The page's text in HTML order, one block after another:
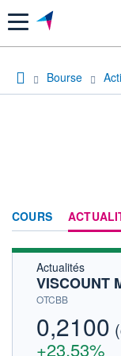
Menu
Bourse
COURS
Actualités
VISCOUNT
OTCBB
0,2100
+23,53%